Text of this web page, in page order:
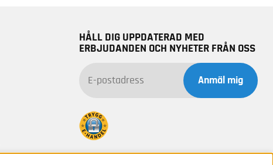
HÅLL DIG UPPDATERAD MED
ERBJUDANDEN OCH NYHETER FRÅN OSS
Anmäl mig